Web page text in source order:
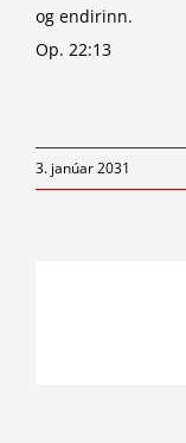
og endirinn.
Op. 22:13
3. janúar 2031